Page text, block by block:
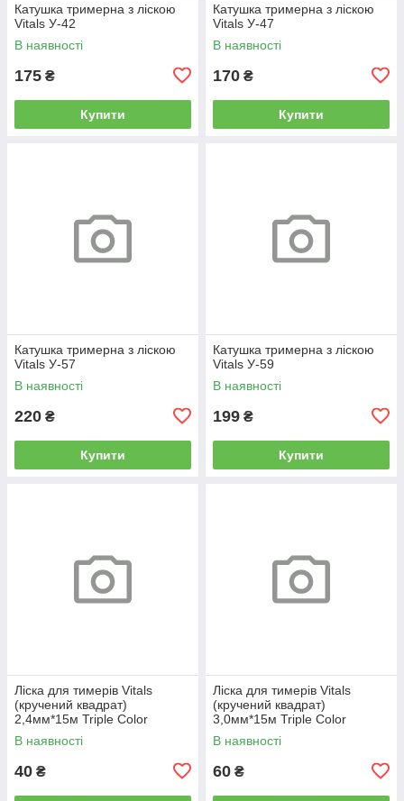
Катушка тримерна з ліскою
Vitals У-42
В наявності
175 ₴
Купити
Катушка тримерна з ліскою
Vitals У-47
В наявності
170 ₴
Купити
Катушка тримерна з ліскою
Vitals У-57
В наявності
220 ₴
Купити
Катушка тримерна з ліскою
Vitals У-59
В наявності
199 ₴
Купити
Ліска для тимерів Vitals
(кручений квадрат)
2,4мм*15м Triple Color
В наявності
40 ₴
Ліска для тимерів Vitals
(кручений квадрат)
3,0мм*15м Triple Color
В наявності
60 ₴